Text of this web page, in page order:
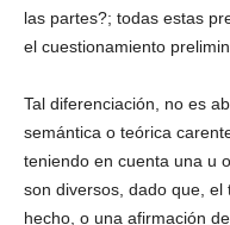
las partes?; todas estas
el cuestionamiento
Tal diferenciación, no es
semántica o teórica
teniendo en cuenta una u
son diversos, dado que,
hecho, o una afirmación